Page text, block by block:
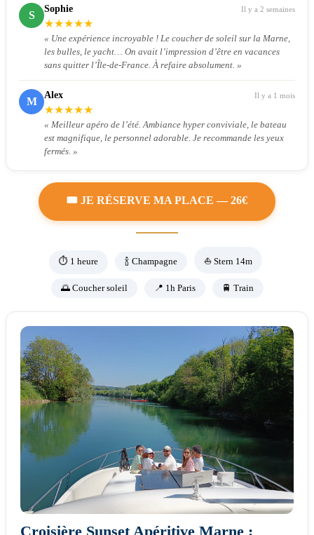
S
Sophie Il y a 2 semaines
★★★★★
« Une expérience incroyable ! Le coucher de soleil sur la Marne,
les bulles, le yacht… On avait l’impression d’être en vacances
sans quitter l’Île-de-France. À refaire absolument. »
M
Alex Il y a 1 mois
★★★★★
« Meilleur apéro de l’été. Ambiance hyper conviviale, le bateau
est magnifique, le personnel adorable. Je recommande les yeux
fermés. »
🎟️ JE RÉSERVE MA PLACE — 26€
⏱️ 1 heure 🍾️ Champagne ⛵ Stern 14m
🌅 Coucher soleil 📍 1h Paris 🚆 Train
Croisière Sunset Apéritive Marne :